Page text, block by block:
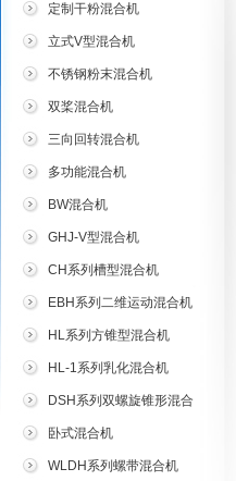
定制干粉混合机
立式V型混合机
不锈钢粉末混合机
双桨混合机
三向回转混合机
多功能混合机
BW混合机
GHJ-V型混合机
CH系列槽型混合机
EBH系列二维运动混合机
HL系列方锥型混合机
HL-1系列乳化混合机
DSH系列双螺旋锥形混合
机
卧式混合机
WLDH系列螺带混合机